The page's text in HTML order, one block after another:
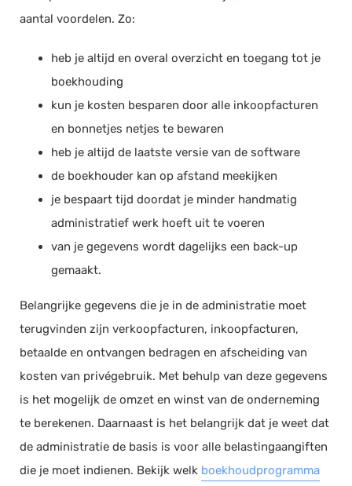
aantal voordelen. Zo:
heb je altijd en overal overzicht en toegang tot je
boekhouding
kun je kosten besparen door alle inkoopfacturen
en bonnetjes netjes te bewaren
heb je altijd de laatste versie van de software
de boekhouder kan op afstand meekijken
je bespaart tijd doordat je minder handmatig
administratief werk hoeft uit te voeren
van je gegevens wordt dagelijks een back-up
gemaakt.
Belangrijke gegevens die je in de administratie moet
terugvinden zijn verkoopfacturen, inkoopfacturen,
betaalde en ontvangen bedragen en afscheiding van
kosten van privégebruik. Met behulp van deze gegevens
is het mogelijk de omzet en winst van de onderneming
te berekenen. Daarnaast is het belangrijk dat je weet dat
de administratie de basis is voor alle belastingaangiften
die je moet indienen. Bekijk welk boekhoudprogramma